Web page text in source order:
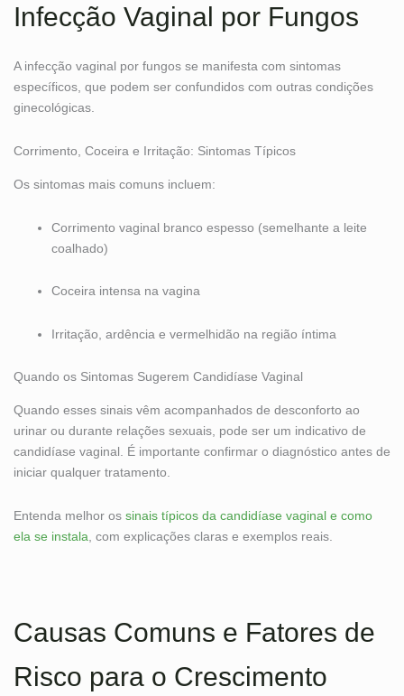
Infecção Vaginal por Fungos
A infecção vaginal por fungos se manifesta com sintomas
específicos, que podem ser confundidos com outras condições
ginecológicas.
Corrimento, Coceira e Irritação: Sintomas Típicos
Os sintomas mais comuns incluem:
Corrimento vaginal branco espesso (semelhante a leite
coalhado)
Coceira intensa na vagina
Irritação, ardência e vermelhidão na região íntima
Quando os Sintomas Sugerem Candidíase Vaginal
Quando esses sinais vêm acompanhados de desconforto ao
urinar ou durante relações sexuais, pode ser um indicativo de
candidíase vaginal. É importante confirmar o diagnóstico antes de
iniciar qualquer tratamento.
Entenda melhor os sinais típicos da candidíase vaginal e como
ela se instala , com explicações claras e exemplos reais.
Causas Comuns e Fatores de
Risco para o Crescimento